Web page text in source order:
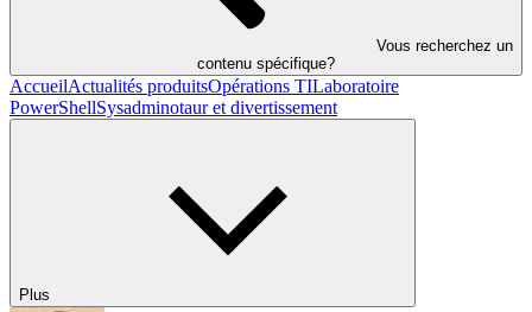
Vous recherchez un
contenu spécifique?
AccueilActualités produitsOpérations TILaboratoire
PowerShellSysadminotaur et divertissement
Plus